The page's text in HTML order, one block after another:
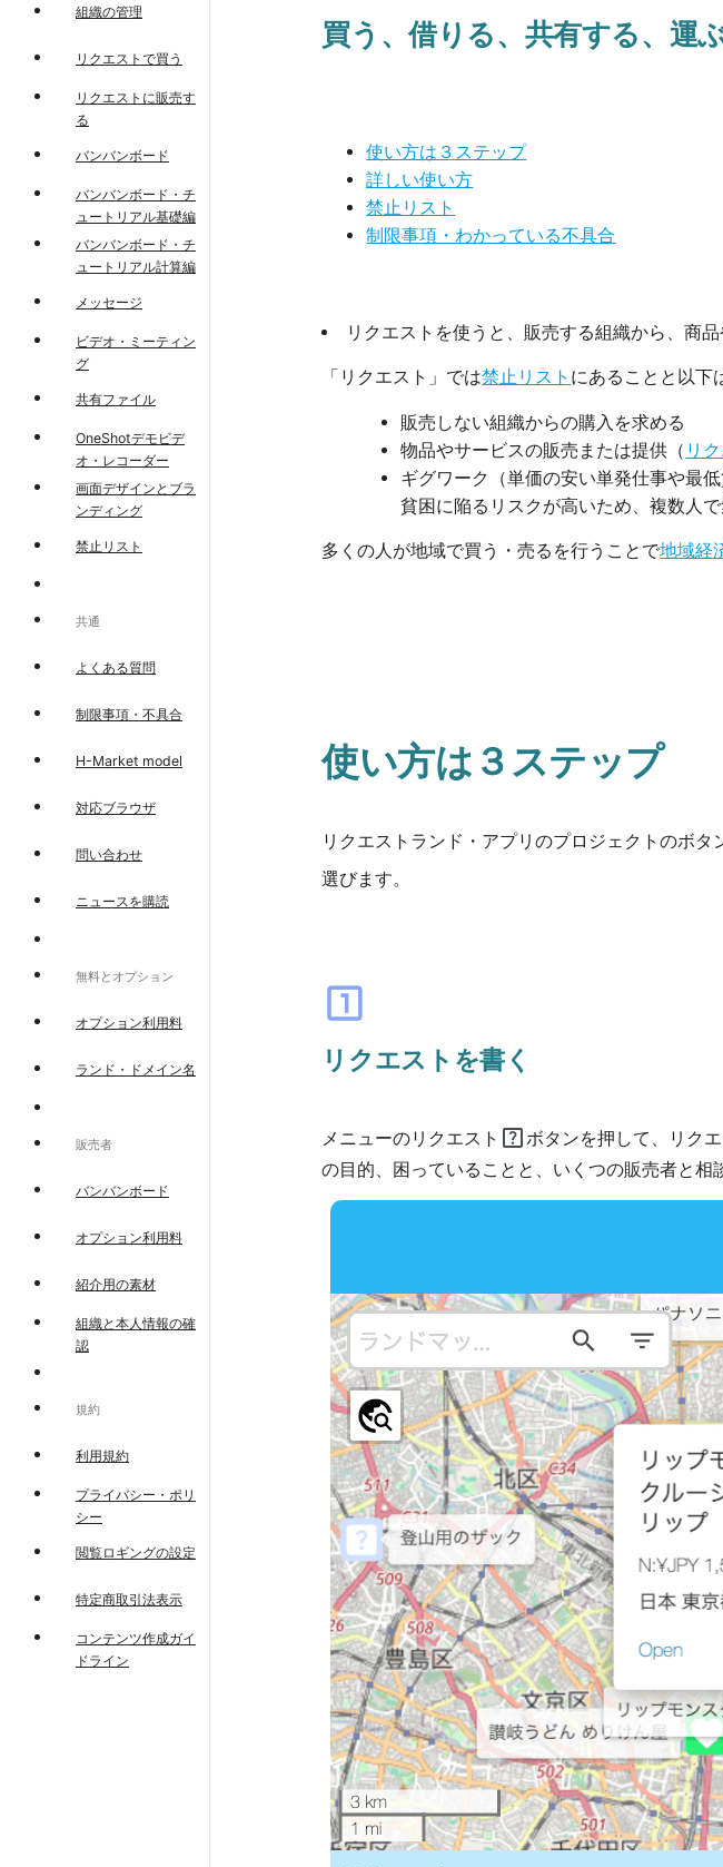
組織の管理
リクエストで買う
リクエストに販売す
る
バンバンボード
バンバンボード・チ
ュートリアル基礎編
バンバンボード・チ
ュートリアル計算編
メッセージ
ビデオ・ミーティン
グ
共有ファイル
OneShotデモビデ
オ・レコーダー
画面デザインとブラ
ンディング
禁止リスト
共通
よくある質問
制限事項・不具合
H-Market model
対応ブラウザ
問い合わせ
ニュースを購読
無料とオプション
オプション利用料
ランド・ドメイン名
販売者
バンバンボード
オプション利用料
紹介用の素材
組織と本人情報の確
認
規約
利用規約
プライバシー・ポリ
シー
閲覧ロギングの設定
特定商取引法表示
コンテンツ作成ガイ
ドライン
買う、借りる、共有する、運
使い方は３ステップ
詳しい使い方
禁止リスト
制限事項・わかっている不具合
リクエストを使うと、販売する組織から、商
「リクエスト」では禁止リスト にあることと以下
販売しない組織からの購入を求める
物品やサービスの販売または提供（ リ
ギグワーク（単価の安い単発仕事や最
貧困に陥るリスクが高いため、複数人
多くの人が地域で買う・売るを行うことで地域経
使い方は３ステップ
リクエストランド・アプリのプロジェクトのボタ
選びます。
looks_one
リクエストを書く
メニューのリクエスト help_centerボタンを押して、リク
の目的、困っていることと、いくつの販売者と相